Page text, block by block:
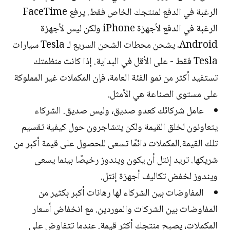
الرغبة في الدفع لمنتجك الخاص فقط. يرفع FaceTime
الرغبة في الدفع لأجهزة iPhone ولكن ليس لأجهزة
Android. يشحن محطات الشحن السريع لـ Tesla سيارات
Tesla فقط - على الأقل في البداية. إذا كانت منظمتك
تستفيد أكثر من نمو الفئة العامة، فإن المكملات غير المملوكة
على مستوى الصناعة هي الأمثل.
عامل شركائك كعدو صديق، وليس صديق. الشركاء
يتعاونون لخلق القيمة ولكن يتشاجرون حول كيفية تقسيم
تلك القيمة.المكملات دائمًا تسعى للحصول على قيمة أكبر من
شريكها. تريد إنتل أن يكون ويندوز رخيصًا بينما يسعى
ويندوز لخفض تكاليف أجهزة إنتل.
المفاوضات بين الشركاء لها رهانات أكبر بكثير من
المفاوضات بين الشركات والموردين. مع انخفاض أسعار
المكملات، يصبح منتجك أكثر قيمة. عندما تتفاوض على